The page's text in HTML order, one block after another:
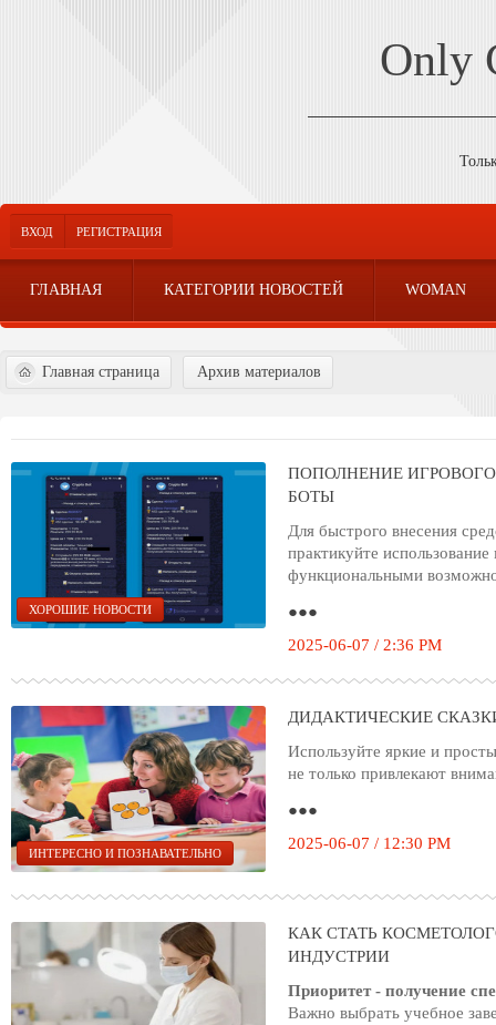
Only
ВХОД РЕГИСТРАЦИЯ
ГЛАВНАЯ КАТЕГОРИИ НОВОСТЕЙ WOMAN
Главная страница Архив материалов
ХОРОШИЕ НОВОСТИ
ПОПОЛНЕНИЕ
БОТЫ
Для быстрого внесения
практикуйте
функциональными
●●●
2025-06-07 / 2:36 PM
ИНТЕРЕСНО И ПОЗНАВАТЕЛЬНО
ДИДАКТИЧЕСКИЕ
Используйте яркие и
не только привлекают
●●●
2025-06-07 / 12:30 PM
КАК СТАТЬ
ИНДУСТРИИ
Приоритет - получение
Важно выбрать учебное